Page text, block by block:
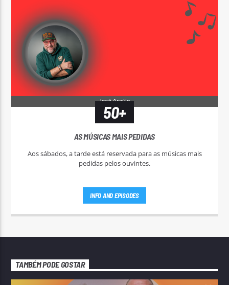
50+
AS MÚSICAS MAIS PEDIDAS
Aos sábados, a tarde está reservada para as músicas mais
pedidas pelos ouvintes.
INFO AND EPISODES
TAMBÉM PODE GOSTAR